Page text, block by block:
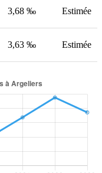
3,68 ‰ Estimée
3,63 ‰ Estimée